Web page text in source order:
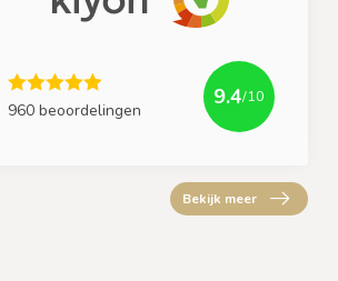
960 beoordelingen
9.4/10
Bekijk meer